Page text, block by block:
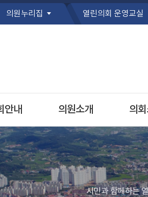
의원누리집 열린의회 운영교실
안내 의원소개 의
시민과 함께하는